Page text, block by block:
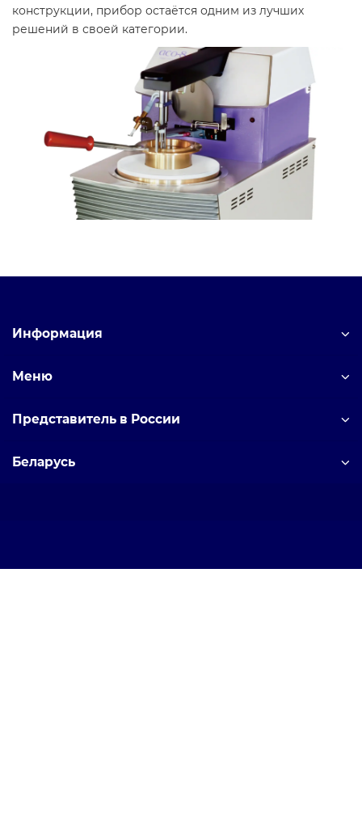
конструкции, прибор остаётся одним из лучших
решений в своей категории.
Информация
Меню
Представитель в России
Беларусь